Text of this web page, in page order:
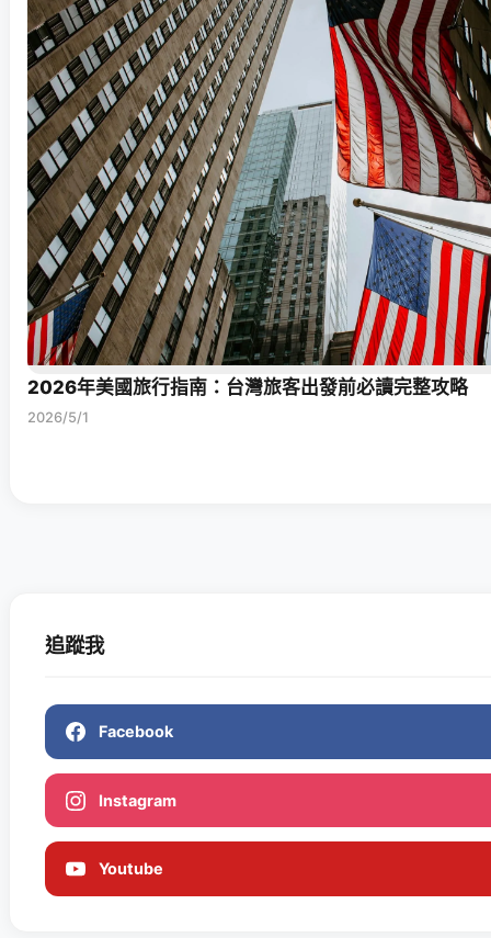
2026年美國旅行指南：台灣旅客出發前必讀完整攻略
2026/5/1
追蹤我
Facebook
Instagram
Youtube